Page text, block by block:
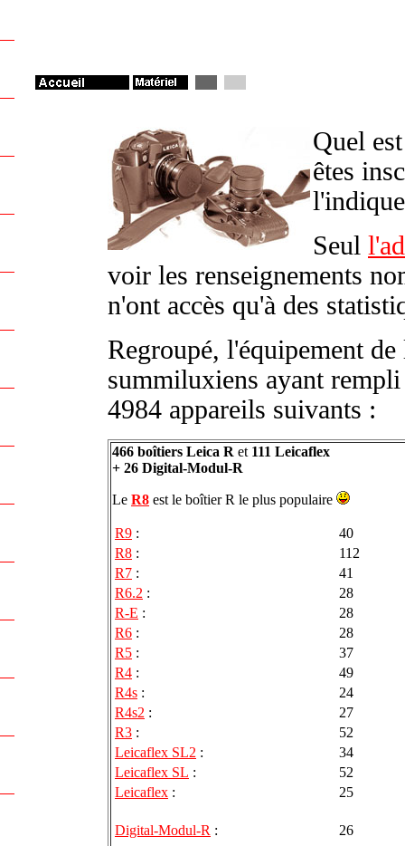
Quel
êtes
Seul
voir les renseignements
n'ont accès qu'à des
Regroupé, l'équipement
summiluxiens ayant
4984 appareils suivants :
466 boîtiers Leica R et 111 Leicaflex
+ 26 Digital-Modul-R
Le R8 est le boîtier R le plus populaire
R9 :
40
R8 :
112
R7 :
41
R6.2 :
28
R-E :
28
R6 :
28
R5 :
37
R4 :
49
R4s :
24
R4s2 :
27
R3 :
52
Leicaflex SL2 :
34
Leicaflex SL :
52
Leicaflex : 25
Digital-Modul-R : 26